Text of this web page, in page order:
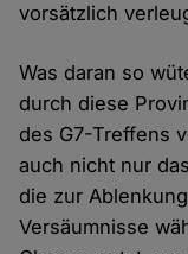
vorsätzlich
Was daran so
durch diese
des G7-Treffens
auch nicht nur
die zur
Versäumnisse